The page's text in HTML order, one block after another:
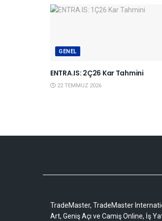
GENEL
ENTRA.IS: 2Ç26 Kar Tahmini
22 TEMMUZ 2026
TradeMaster, TradeMaster
Art, Geniş Açı ve Camiş Online, İş